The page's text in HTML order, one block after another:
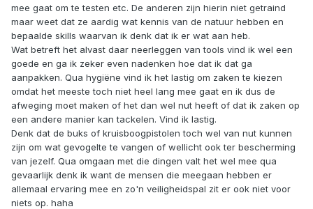
mee gaat om te testen etc. De anderen zijn hierin niet getraind
maar weet dat ze aardig wat kennis van de natuur hebben en
bepaalde skills waarvan ik denk dat ik er wat aan heb.
Wat betreft het alvast daar neerleggen van tools vind ik wel een
goede en ga ik zeker even nadenken hoe dat ik dat ga
aanpakken. Qua hygiëne vind ik het lastig om zaken te kiezen
omdat het meeste toch niet heel lang mee gaat en ik dus de
afweging moet maken of het dan wel nut heeft of dat ik zaken op
een andere manier kan tackelen. Vind ik lastig.
Denk dat de buks of kruisboogpistolen toch wel van nut kunnen
zijn om wat gevogelte te vangen of wellicht ook ter bescherming
van jezelf. Qua omgaan met die dingen valt het wel mee qua
gevaarlijk denk ik want de mensen die meegaan hebben er
allemaal ervaring mee en zo'n veiligheidspal zit er ook niet voor
niets op. haha